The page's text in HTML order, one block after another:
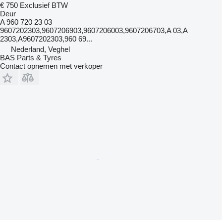
€ 750 Exclusief BTW
Deur
A 960 720 23 03
9607202303,9607206903,9607206003,9607206703,A 03,A
2303,A9607202303,960 69...
Nederland, Veghel
BAS Parts & Tyres
Contact opnemen met verkoper